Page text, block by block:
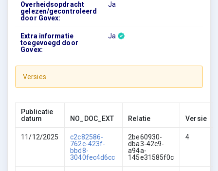
Overheidsopdracht
gelezen/gecontroleerd
door Govex:
Ja
Extra informatie
toegevoegd door
Govex:
Ja
Versies
Publicatie
datum
NO_DOC_EXT Relatie Versie
11/12/2025
c2c82586-
762c-423f-
bbd8-
3040fec4d6cc
2be60930-
dba3-42c9-
a94a-
145e31585f0c
4